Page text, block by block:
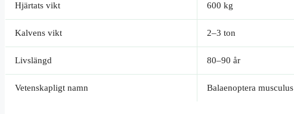
Hjärtats vikt 600 kg
Kalvens vikt 2–3 ton
Livslängd 80–90 år
Vetenskapligt namn Balaenoptera musculus